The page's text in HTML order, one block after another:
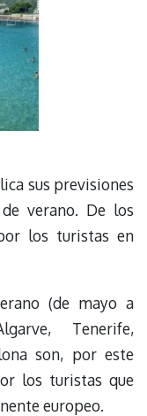
sus previsiones
verano. De los
los turistas en
(de mayo a
Tenerife,
son, por este
los turistas que
europeo.